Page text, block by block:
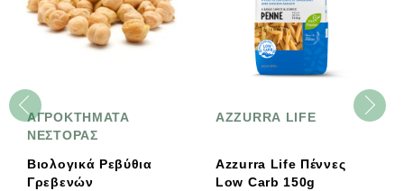
ΑΓΡΟΚΤΗΜΑΤΑ
ΝΕΣΤΟΡΑΣ
Βιολογικά Ρεβύθια
Γρεβενών
AZZURRA LIFE
Azzurra Life Πέννες
Low Carb 150g